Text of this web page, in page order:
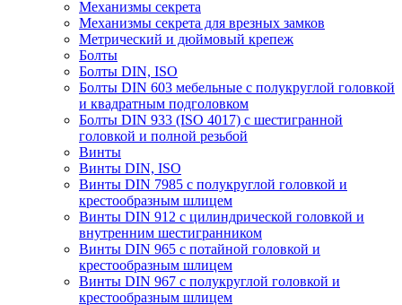
Механизмы секрета
Механизмы секрета для врезных замков
Метрический и дюймовый крепеж
Болты
Болты DIN, ISO
Болты DIN 603 мебельные с полукруглой головкой
и квадратным подголовком
Болты DIN 933 (ISO 4017) с шестигранной
головкой и полной резьбой
Винты
Винты DIN, ISO
Винты DIN 7985 с полукруглой головкой и
крестообразным шлицем
Винты DIN 912 с цилиндрической головкой и
внутренним шестигранником
Винты DIN 965 с потайной головкой и
крестообразным шлицем
Винты DIN 967 с полукруглой головкой и
крестообразным шлицем